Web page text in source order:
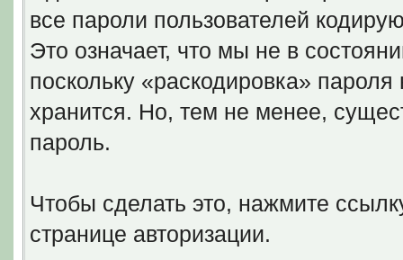
все пароли пользователей
Это означает, что мы не в
поскольку «раскодировка»
хранится. Но, тем не менее,
пароль.
Чтобы сделать это, нажмите
странице авторизации.